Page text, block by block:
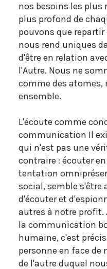
nos besoins les plus
plus profond de
pouvons que repartir
nous rend uniques
d'être en relation
l'Autre. Nous ne
comme des atomes,
ensemble.
L'écoute comme
communication Il
qui n'est pas une
contraire : écouter
tentation
social, semble s'être
d'écouter et
autres à notre profit.
la communication
humaine, c'est
personne en face de
de l'autre duquel